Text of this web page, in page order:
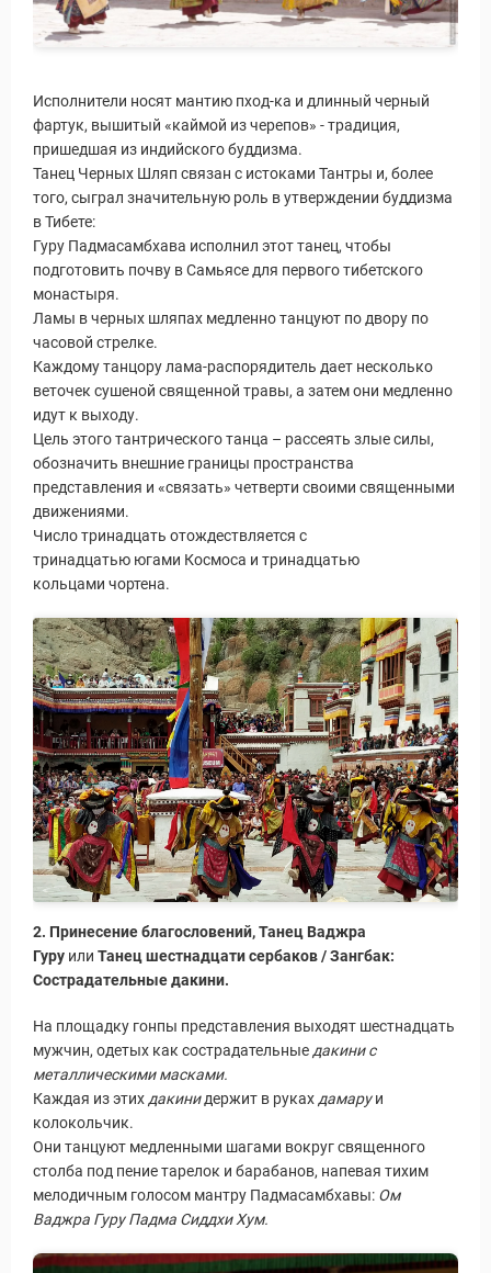
Путеводитель по
Исполнители носят мантию пход-ка и длинный черный
фартук, вышитый «каймой из черепов» - традиция,
пришедшая из индийского буддизма.
Танец Черных Шляп связан с истоками Тантры и, более
того, сыграл значительную роль в утверждении буддизма
в Тибете:
Гуру Падмасамбхава исполнил этот танец, чтобы
подготовить почву в Самьясе для первого тибетского
монастыря.
Ламы в черных шляпах медленно танцуют по двору по
часовой стрелке.
Каждому танцору лама-распорядитель дает несколько
веточек сушеной священной травы, а затем они медленно
идут к выходу.
Цель этого тантрического танца – рассеять злые силы,
обозначить внешние границы пространства
представления и «связать» четверти своими священными
движениями.
Число тринадцать отождествляется с
тринадцатью югами Космоса и тринадцатью
кольцами чортена.
2. Принесение благословений, Танец Ваджра
Гуру или Танец шестнадцати сербаков / Зангбак:
Сострадательные дакини.
На площадку гонпы представления выходят шестнадцать
мужчин, одетых как сострадательные дакини с
металлическими масками.
Каждая из этих дакинидержит в руках дамаруи
колокольчик.
Они танцуют медленными шагами вокруг священного
столба под пение тарелок и барабанов, напевая тихим
мелодичным голосом мантру Падмасамбхавы: Ом
Ваджра Гуру Падма Сиддхи Хум.